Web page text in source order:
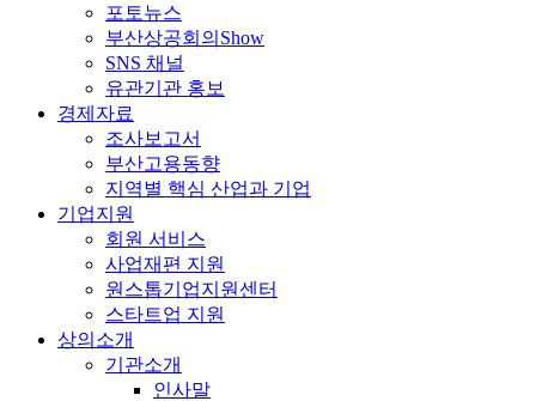
포토뉴스
부산상공회의Show
SNS 채널
유관기관 홍보
경제자료
조사보고서
부산고용동향
지역별 핵심 산업과 기업
기업지원
회원 서비스
사업재편 지원
원스톱기업지원센터
스타트업 지원
상의소개
기관소개
인사말